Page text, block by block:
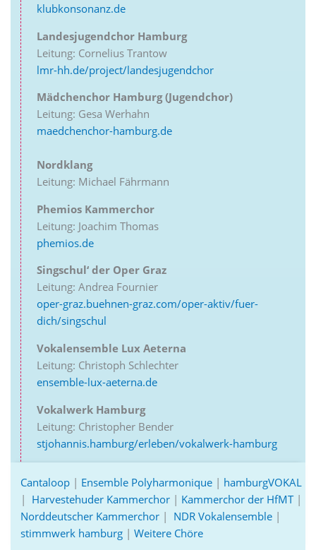
klubkonsonanz.de
Landesjugendchor Hamburg
Leitung: Cornelius Trantow
lmr-hh.de/project/landesjugendchor
Mädchenchor Hamburg (Jugendchor)
Leitung: Gesa Werhahn
maedchenchor-hamburg.de
Nordklang
Leitung: Michael Fährmann
Phemios Kammerchor
Leitung: Joachim Thomas
phemios.de
Singschul‘ der Oper Graz
Leitung: Andrea Fournier
oper-graz.buehnen-graz.com/oper-aktiv/fuer-
dich/singschul
Vokalensemble Lux Aeterna
Leitung: Christoph Schlechter
ensemble-lux-aeterna.de
Vokalwerk Hamburg
Leitung: Christopher Bender
stjohannis.hamburg/erleben/vokalwerk-hamburg
Cantaloop | Ensemble Polyharmonique | hamburgVOKAL
| Harvestehuder Kammerchor | Kammerchor der HfMT|
Norddeutscher Kammerchor | NDR Vokalensemble |
stimmwerk hamburg |Weitere Chöre